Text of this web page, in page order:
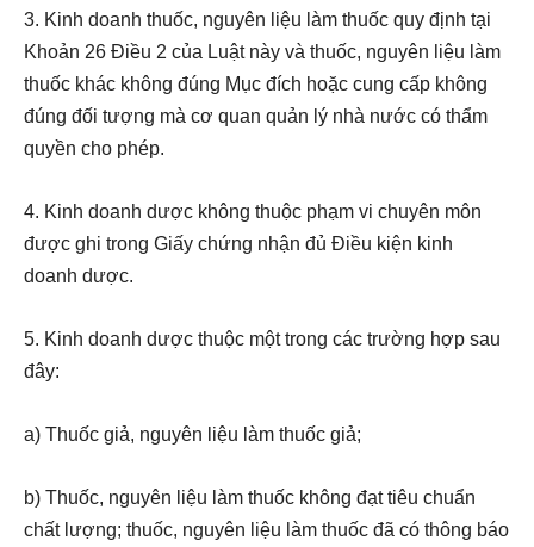
3. Kinh doanh thuốc, nguyên liệu làm thuốc quy định tại
Khoản 26 Điều 2 của Luật này và thuốc, nguyên liệu làm
thuốc khác không đúng Mục đích hoặc cung cấp không
đúng đối tượng mà cơ quan quản lý nhà nước có thẩm
quyền cho phép.
4. Kinh doanh dược không thuộc phạm vi chuyên môn
được ghi trong Giấy chứng nhận đủ Điều kiện kinh
doanh dược.
5. Kinh doanh dược thuộc một trong các trường hợp sau
đây:
a) Thuốc giả, nguyên liệu làm thuốc giả;
b) Thuốc, nguyên liệu làm thuốc không đạt tiêu chuẩn
chất lượng; thuốc, nguyên liệu làm thuốc đã có thông báo